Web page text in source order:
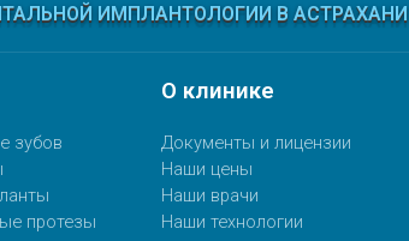
ИМПЛАНТОЛОГИИ В АСТРАХАНИ
зубов
протезы
О клинике
Документы и лицензии
Наши цены
Наши врачи
Наши технологии